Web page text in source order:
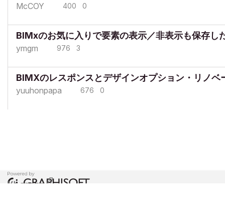
McCOY 400 0
BIMxのお気に入りで要素の表示／非表示も保存し
ymgm 976 3
BIMXのレスポンスとデザインオプション・リノベ
yuuhonpapa 676 0